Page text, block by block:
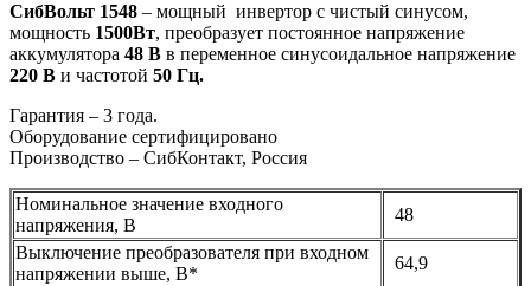
СибВольт 1548 – мощный инвертор с чистый синусом,
мощность 1500Вт, преобразует постоянное напряжение
аккумулятора 48 В в переменное синусоидальное напряжение
220 В и частотой 50 Гц.
Гарантия – 3 года.
Оборудование сертифицировано
Производство – СибКонтакт, Россия
Номинальное значение входного
напряжения, В
48
Выключение преобразователя при входном
напряжении выше, В*
64,9